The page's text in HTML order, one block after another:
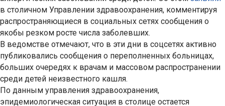
в столичном Управлении здравоохранения, комментируя
распространяющиеся в социальных сетях сообщения о
якобы резком росте числа заболевших.
В ведомстве отмечают, что в эти дни в соцсетях активно
публиковались сообщения о переполненных больницах,
больших очередях к врачам и массовом распространении
среди детей неизвестного кашля.
По данным управления здравоохранения,
эпидемиологическая ситуация в столице остается